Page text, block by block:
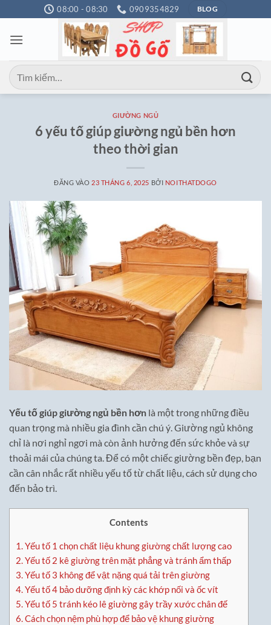
qua
nội
08:00 - 08:30 0909354829 BLOG
Tìm
kiếm:
GIƯỜNG NGỦ
6 yếu tố giúp giường ngủ bền hơn
theo thời gian
ĐĂNG VÀO 23 THÁNG 6, 2025 BỞI NOITHATDOGO
Yếu tố giúp giường ngủ bền hơn là một trong những điều
quan trọng mà nhiều gia đình cần chú ý. Giường ngủ không
chỉ là nơi nghỉ ngơi mà còn ảnh hưởng đến sức khỏe và sự
thoải mái của chúng ta. Để có một chiếc giường bền đẹp, bạn
cần cân nhắc rất nhiều yếu tố từ chất liệu, cách sử dụng cho
đến bảo trì.
Contents
1.Yếu tố 1 chọn chất liệu khung giường chất lượng cao
2.Yếu tố 2 kê giường trên mặt phẳng và tránh ẩm thấp
3.Yếu tố 3 không để vật nặng quá tải trên giường
4.Yếu tố 4 bảo dưỡng định kỳ các khớp nối và ốc vít
5.Yếu tố 5 tránh kéo lê giường gây trầy xước chân đế
6.Cách chọn nệm phù hợp để bảo vệ khung giường